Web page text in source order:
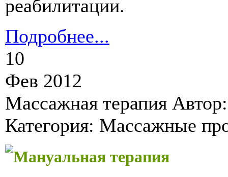
реабилитации.
Подробнее...
10
Фев 2012
Массажная терапия
Категория: Массажные
Мануальная терапия